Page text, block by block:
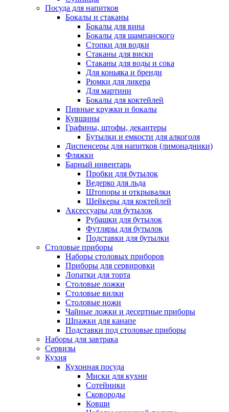
Посуда для напитков
Бокалы и стаканы
Бокалы для вина
Бокалы для шампанского
Стопки для водки
Стаканы для виски
Стаканы для воды и сока
Для коньяка и бренди
Рюмки для ликера
Для мартини
Бокалы для коктейлей
Пивные кружки и бокалы
Кувшины
Графины, штофы, декантеры
Бутылки и емкости для алкоголя
Диспенсеры для напитков (лимонадники)
Фляжки
Барный инвентарь
Пробки для бутылок
Ведерко для льда
Штопоры и открывалки
Шейкеры для коктейлей
Аксессуары для бутылок
Рубашки для бутылок
Футляры для бутылок
Подставки для бутылки
Столовые приборы
Наборы столовых приборов
Приборы для сервировки
Лопатки для торта
Столовые ложки
Столовые вилки
Столовые ножи
Чайные ложки и десертные приборы
Шпажки для канапе
Подставки под столовые приборы
Наборы для завтрака
Сервизы
Кухня
Кухонная посуда
Миски для кухни
Сотейники
Сковороды
Ковши